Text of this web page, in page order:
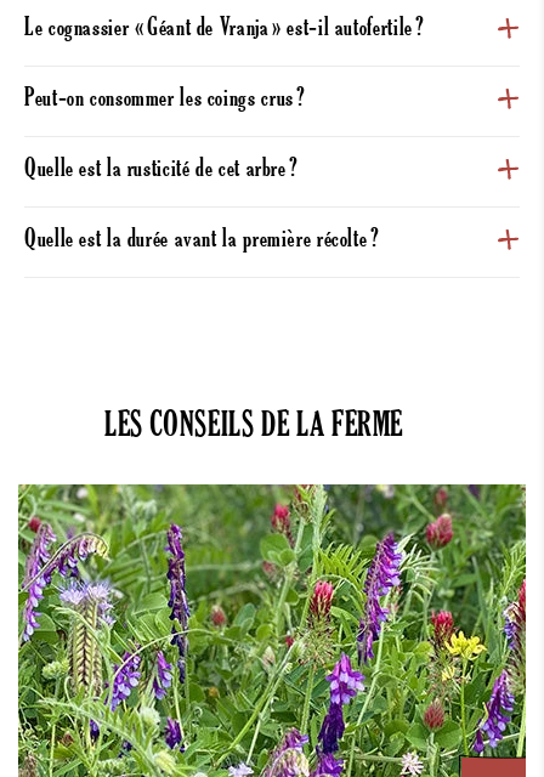
Le cognassier « Géant de Vranja » est‑il autofertile ?
Peut‑on consommer les coings crus ?
Quelle est la rusticité de cet arbre ?
Quelle est la durée avant la première récolte ?
LES CONSEILS DE LA FERME